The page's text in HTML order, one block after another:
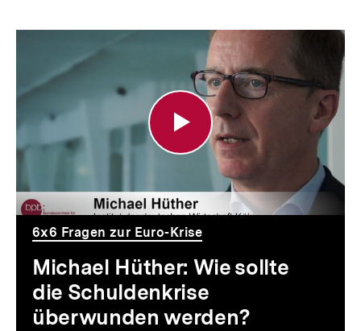
Michael
Hüther:
Wie
sollte
die
Schuldenkrise
überwunden
werden?
6x6 Fragen zur Euro-Krise
Michael Hüther: Wie sollte
die Schuldenkrise
überwunden werden?